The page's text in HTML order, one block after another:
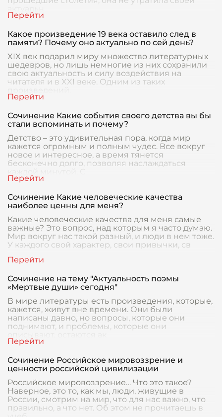
Какое произведение 19 века оставило след в
памяти? Почему оно актуально по сей день?
XIX век подарил миру множество литературных
шедевров, но лишь немногие из них сохранили
свою актуальность и силу воздействия на
читателя и в XXI веке. Одним из таких
Сочинение Какие события своего детства вы бы
стали вспоминать и почему?
Детство – это удивительная пора, когда мир
кажется огромным и полным чудес. Все вокруг
новое и интересное, а время тянется
бесконечно долго, позволяя наслаждаться
каждой минутой. С
Сочинение Какие человеческие качества
наиболее ценны для меня?
Какие человеческие качества для меня самые
важные? Это вопрос, над которым я часто думаю.
Мир вокруг нас такой разный, и люди в нем тоже.
У каждого свой характер, свои привычки, св
Сочинение на тему "Актуальность поэмы
«Мертвые души» сегодня"
В мире литературы есть произведения, которые,
кажется, живут вне времени. Они были
написаны давно, но вопросы, которые они
поднимают, и проблемы, которые они
Сочинение Российское мировоззрение и
ценности российской цивилизации
Российское мировоззрение… Что это такое?
Наверное, это то, как мы, люди, живущие в
России, смотрим на мир, что для нас важно, что
правильно, а что нет. Об этом не прочитаешь в